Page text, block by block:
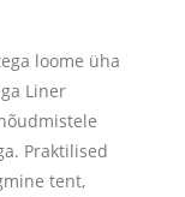
loome üha
Liner
Praktilised
tent,